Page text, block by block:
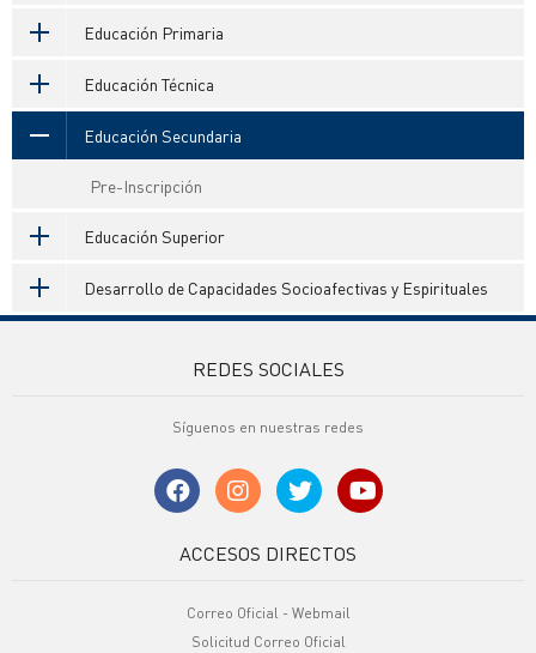
Educación Primaria
Educación Técnica
Educación Secundaria
Pre-Inscripción
Educación Superior
Desarrollo de Capacidades Socioafectivas y Espirituales
REDES SOCIALES
Síguenos en nuestras redes
ACCESOS DIRECTOS
Correo Oficial - Webmail
Solicitud Correo Oficial